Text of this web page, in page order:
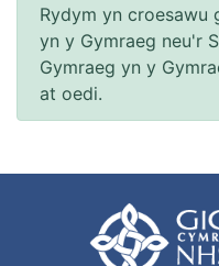
Rydym yn croesawu
yn y Gymraeg neu'r
Gymraeg yn y
at oedi.